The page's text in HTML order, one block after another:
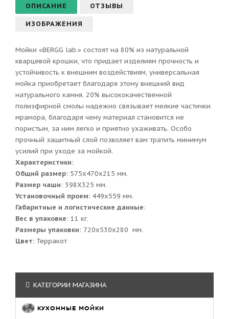
ОПИСАНИЕ ОТЗЫВЫ
ИЗОБРАЖЕНИЯ
Мойки «BERGG lab.» состоят на 80% из натуральной
кварцевой крошки, что придает изделиям прочность и
устойчивость к внешним воздействиям, универсальная
мойка приобретает благодаря этому внешний вид
натурального камня. 20% высококачественной
полиэфирной смолы надежно связывает мелкие частички
мрамора, благодаря чему материал становится не
пористым, за ним легко и приятно ухаживать. Особо
прочный защитный слой позволяет вам тратить минимум
усилий при уходе за мойкой.
Характеристики:
Общий размер: 575x470x215 мм.
Размер чаши: 398Х325 мм.
Установочный проем: 449x559 мм.
Габаритные и логистические данные:
Вес в упаковке: 11 кг.
Размеры упаковки: 720x530x280 мм.
Цвет: Терракот
КАТЕГОРИИ МАГАЗИНА
КУХОННЫЕ МОЙКИ